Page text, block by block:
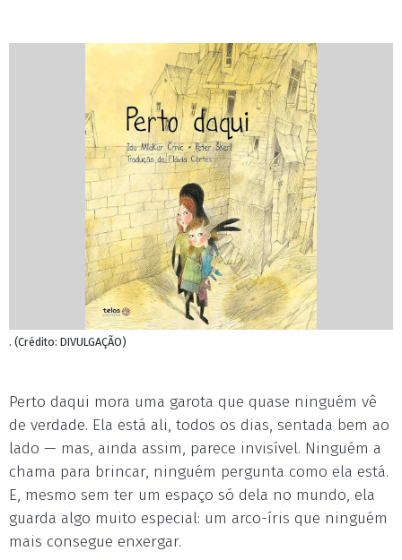
. (Crédito: DIVULGAÇÃO)
Perto daqui mora uma garota que quase ninguém vê
de verdade. Ela está ali, todos os dias, sentada bem ao
lado — mas, ainda assim, parece invisível. Ninguém a
chama para brincar, ninguém pergunta como ela está.
E, mesmo sem ter um espaço só dela no mundo, ela
guarda algo muito especial: um arco-íris que ninguém
mais consegue enxergar.